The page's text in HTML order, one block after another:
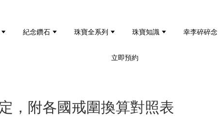
紀念鑽石 珠寶全系列 珠寶知識 幸李碎碎念
立即預約
，附各國戒圍換算對照表